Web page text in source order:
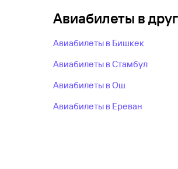
Авиабилеты в
Авиабилеты в Бишкек
Авиабилеты в Стамбул
Авиабилеты в Ош
Авиабилеты в Ереван